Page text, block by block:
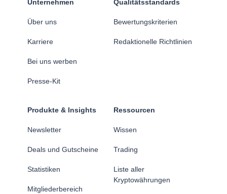
Unternehmen
Über uns
Karriere
Bei uns werben
Presse-Kit
Qualitätsstandards
Bewertungskriterien
Redaktionelle Richtlinien
Produkte & Insights
Newsletter
Deals und Gutscheine
Statistiken
Mitgliederbereich
Ressourcen
Wissen
Trading
Liste aller
Kryptowährungen